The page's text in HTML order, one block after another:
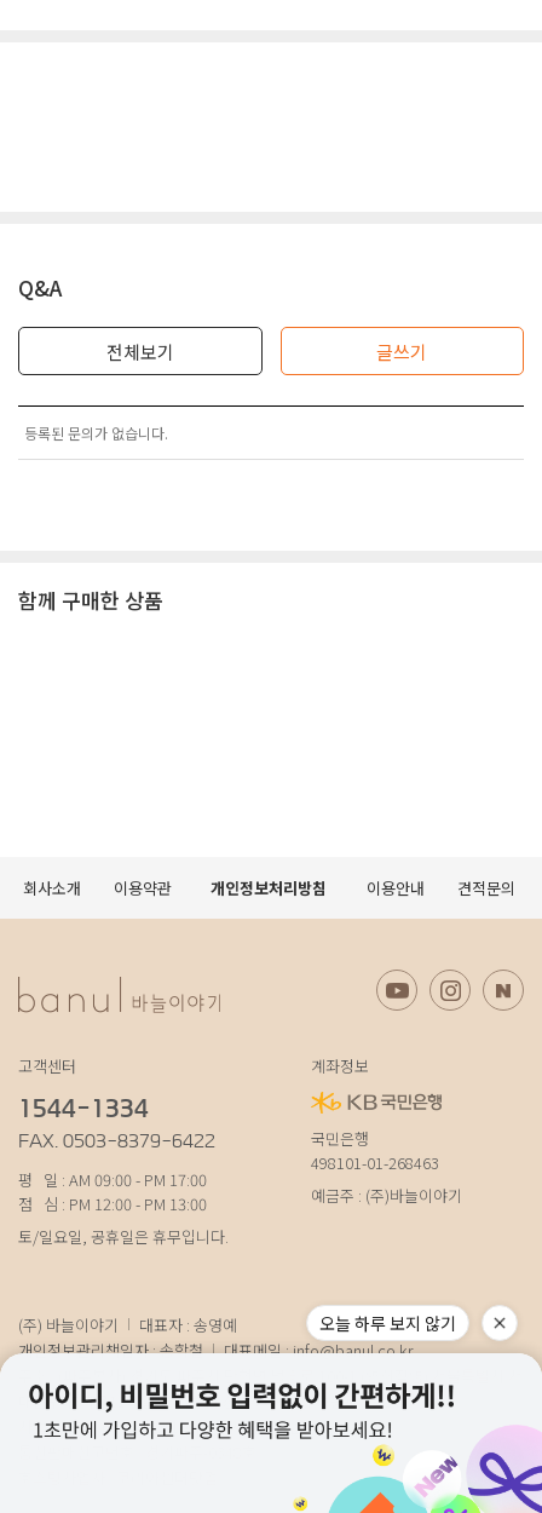
Q&A
전체보기 글쓰기
등록된 문의가 없습니다.
함께 구매한 상품
회사소개 이용약관 개인정보처리방침 이용안내 견적문의
고객센터
1544-1334
FAX. 0503-8379-6422
평 일 : AM 09:00 - PM 17:00
점 심 : PM 12:00 - PM 13:00
토/일요일, 공휴일은 휴무입니다.
계좌정보
국민은행
498101-01-268463
예금주 : (주)바늘이야기
(주) 바늘이야기
대표자 : 송영예
개인정보관리책임자 : 송학철
대표메일 :info@banul.co.kr
대문구 연희로11가길 15 (물류) 경기도 파주시 성동로 19-17
사업자번호 : 674-88-00100[사업자정보확인]
오늘 하루 보지 않기